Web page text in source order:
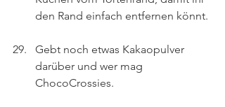
den Rand einfach entfernen könnt.
Gebt noch etwas Kakaopulver
darüber und wer mag
ChocoCrossies.